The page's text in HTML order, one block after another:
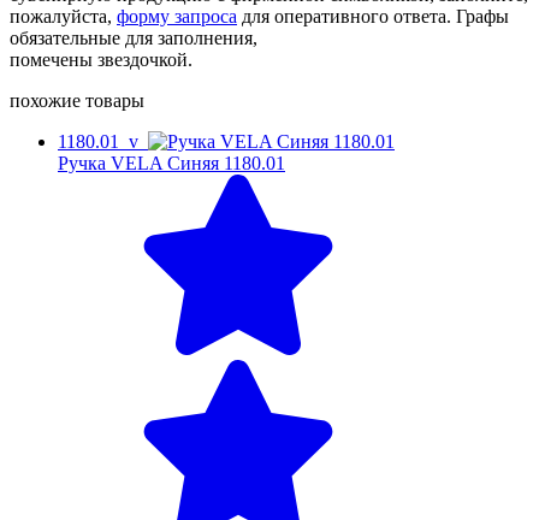
пожалуйста, форму запроса для оперативного ответа. Графы
обязательные для заполнения,
помечены звездочкой.
похожие товары
1180.01_v
Ручка VELA Синяя 1180.01